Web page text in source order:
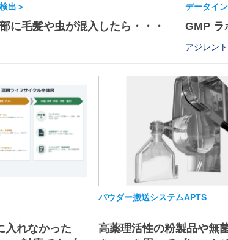
出＞
に毛髪や虫が混入したら・・・
データイ
GMP ラ
アジレン
入れなかった
パウダー搬送システムAPTS
高薬理活性の粉製品や無